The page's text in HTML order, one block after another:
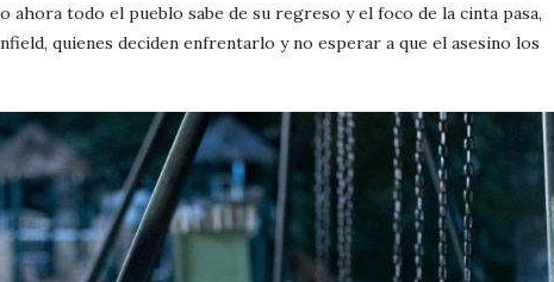
ahora todo el pueblo sabe de su regreso y el foco de la cinta pasa,
quienes deciden enfrentarlo y no esperar a que el asesino los